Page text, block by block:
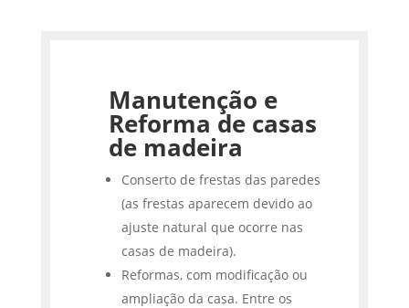
Manutenção e
Reforma de casas
de madeira
Conserto de frestas das paredes
(as frestas aparecem devido ao
ajuste natural que ocorre nas
casas de madeira).
Reformas, com modificação ou
ampliação da casa. Entre os